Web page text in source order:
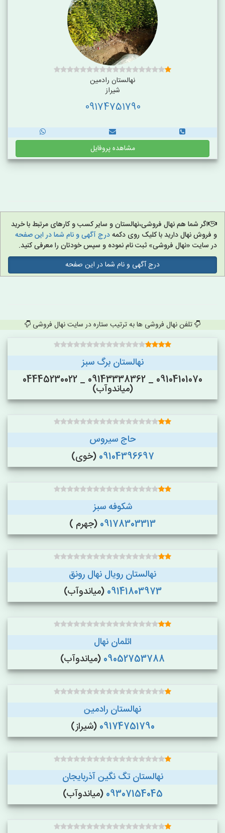
نهالستان رادمین
شیراز
09174751790
مشاهده پروفایل
اگر شما هم نهال فروشی،نهالستان و سایر کسب و کارهای مرتبط با خرید
و فروش نهال دارید با کلیک روی دکمهدرج آگهی و نام شما در این صفحه
در سایت «نهال فروشی» ثبت نام نموده و سپس خودتان را معرفی کنید.
درج آگهی و نام شما در این صفحه
تلفن نهال فروشی ها به ترتیب ستاره در سایت نهال فروشی
نهالستان برگ سبز
09104101070 _ 09143338362 _ 04445230022
(میاندوآب)
حاج سیروس
09104396697 (خوی)
شکوفه سبز
09178303313 (جهرم )
نهالستان رویال نهال رونق
09141803973 (میاندوآب)
ائلمان نهال
09052753788 (میاندوآب)
نهالستان رادمین
09174751790 (شیراز)
نهالستان تگ نگین آذربایجان
09307154045 (میاندوآب)